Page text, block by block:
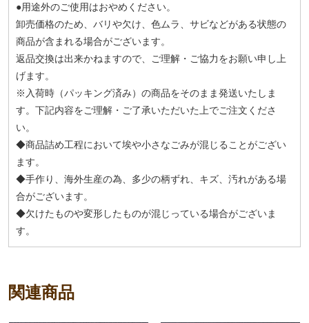
●用途外のご使用はおやめください。
卸売価格のため、バリや欠け、色ムラ、サビなどがある状態の
商品が含まれる場合がございます。
返品交換は出来かねますので、ご理解・ご協力をお願い申し上
げます。
※入荷時（パッキング済み）の商品をそのまま発送いたしま
す。下記内容をご理解・ご了承いただいた上でご注文くださ
い。
◆商品詰め工程において埃や小さなごみが混じることがござい
ます。
◆手作り、海外生産の為、多少の柄ずれ、キズ、汚れがある場
合がございます。
◆欠けたものや変形したものが混じっている場合がございま
す。
関連商品